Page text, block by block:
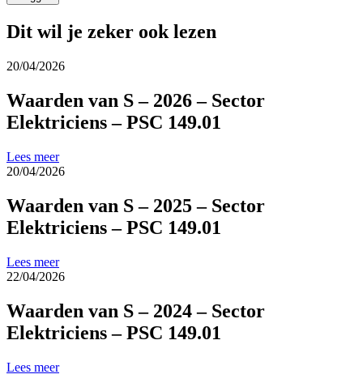
Dit wil je zeker ook lezen
20/04/2026
Waarden van S – 2026 – Sector
Elektriciens – PSC 149.01
Lees meer
20/04/2026
Waarden van S – 2025 – Sector
Elektriciens – PSC 149.01
Lees meer
22/04/2026
Waarden van S – 2024 – Sector
Elektriciens – PSC 149.01
Lees meer